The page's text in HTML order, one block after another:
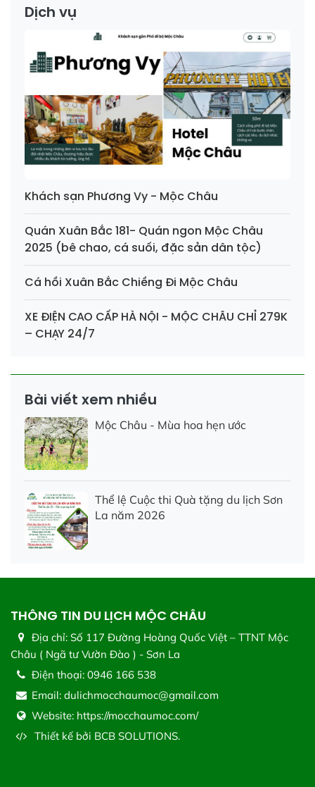
Dịch vụ
Khách sạn Phương Vy - Mộc Châu
Quán Xuân Bắc 181- Quán ngon Mộc Châu
2025 (bê chao, cá suối, đặc sản dân tộc)
Cá hồi Xuân Bắc Chiềng Đi Mộc Châu
XE ĐIỆN CAO CẤP HÀ NỘI - MỘC CHÂU CHỈ 279K
– CHẠY 24/7
Bài viết xem nhiều
Mộc Châu - Mùa hoa hẹn ước
Thể lệ Cuộc thi Quà tặng du lịch Sơn
La năm 2026
THÔNG TIN DU LỊCH MỘC CHÂU
Địa chỉ: Số 117 Đường Hoàng Quốc Việt – TTNT Mộc
Châu ( Ngã tư Vườn Đào ) - Sơn La
Điện thoại: 0946 166 538
Email: dulichmocchaumoc@gmail.com
Website: https://mocchaumoc.com/
Thiết kế bởi BCB SOLUTIONS.